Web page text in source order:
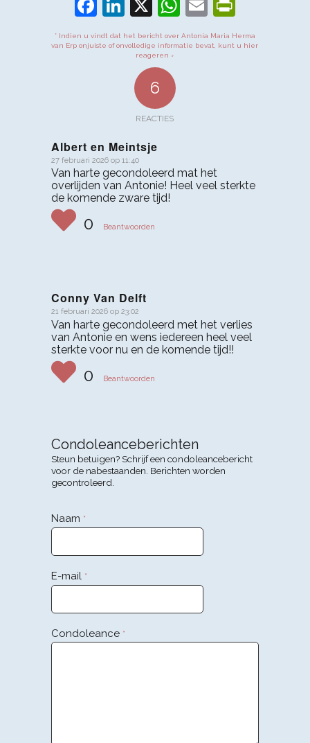
* Indien u vindt dat het bericht over Antonia Maria Herma
van Erp onjuiste of onvolledige informatie bevat, kunt u hier
reageren ›
6
REACTIES
Albert en Meintsje
zegt:
27 februari 2026 op 11:40
Van harte gecondoleerd mat het
overlijden van Antonie! Heel veel sterkte
de komende zware tijd!
0 Beantwoorden
Conny Van Delft
zegt:
21 februari 2026 op 23:02
Van harte gecondoleerd met het verlies
van Antonie en wens iedereen heel veel
sterkte voor nu en de komende tijd!!
0 Beantwoorden
Condoleanceberichten
Steun betuigen? Schrijf een condoleancebericht
voor de nabestaanden. Berichten worden
gecontroleerd.
Naam *
E-mail *
Condoleance *